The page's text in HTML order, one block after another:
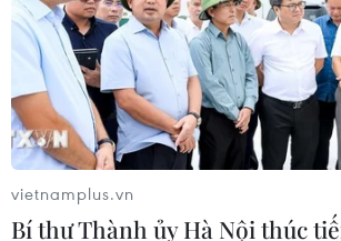
WHO ghi nhận tín hiệu tích cực từ
thử nghiệm điều trị Ebola tại Congo
04/08/2026 22:42
Báo động xu hướng gia tăng người
trẻ mắc ung thư
04/08/2026 14:10
vietnamplus.vn
Bí thư Thành ủy Hà Nội thúc